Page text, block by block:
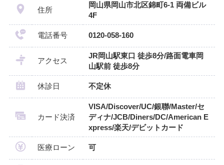
住所
岡山県岡山市北区錦町6-1 両備ビル
4F
電話番号 0120-058-160
アクセス
JR岡山駅東口 徒歩8分/路面電車岡
山駅前 徒歩8分
休診日 不定休
カード決済
VISA/Discover/UC/銀聯/Master/セ
ディナ/JCB/Diners/DC/American E
xpress/楽天/デビットカード
医療ローン 可